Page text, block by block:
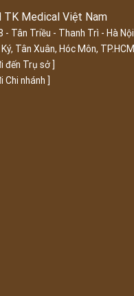
TK Medical Việt Nam
- Tân Triều - Thanh Trì - Hà Nội
Tân Xuân, Hóc Môn, TP.HCM
đến Trụ sở ]
Chi nhánh ]